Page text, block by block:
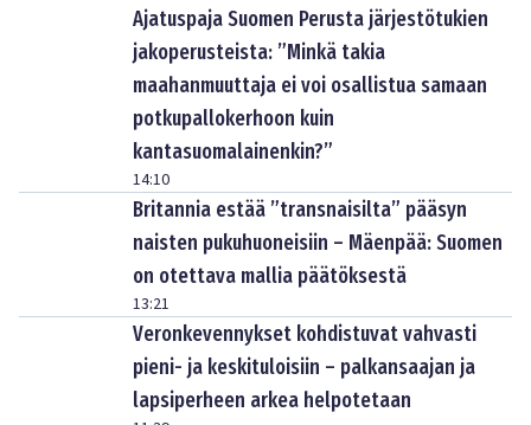
Ajatuspaja Suomen Perusta järjestötukien
jakoperusteista: ”Minkä takia
maahanmuuttaja ei voi osallistua samaan
potkupallokerhoon kuin
kantasuomalainenkin?”
14:10
Britannia estää ”transnaisilta” pääsyn
naisten pukuhuoneisiin – Mäenpää: Suomen
on otettava mallia päätöksestä
13:21
Veronkevennykset kohdistuvat vahvasti
pieni- ja keskituloisiin – palkansaajan ja
lapsiperheen arkea helpotetaan